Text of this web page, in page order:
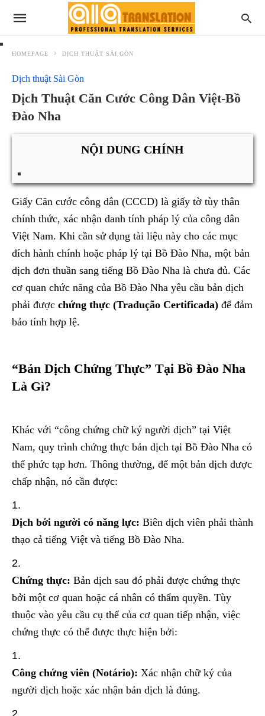
HOMEPAGE DỊCH THUẬT SÀI GÒN
Dịch thuật Sài Gòn
Dịch Thuật Căn Cước Công Dân Việt-Bồ
Đào Nha
NỘI DUNG CHÍNH
Giấy Căn cước công dân (CCCD) là giấy tờ tùy thân
chính thức, xác nhận danh tính pháp lý của công dân
Việt Nam. Khi cần sử dụng tài liệu này cho các mục
đích hành chính hoặc pháp lý tại Bồ Đào Nha, một bản
dịch đơn thuần sang tiếng Bồ Đào Nha là chưa đủ. Các
cơ quan chức năng của Bồ Đào Nha yêu cầu bản dịch
phải được chứng thực (Tradução Certificada) để đảm
bảo tính hợp lệ.
“Bản Dịch Chứng Thực” Tại Bồ Đào Nha
Là Gì?
Khác với “công chứng chữ ký người dịch” tại Việt
Nam, quy trình chứng thực bản dịch tại Bồ Đào Nha có
thể phức tạp hơn. Thông thường, để một bản dịch được
chấp nhận, nó cần được:
Dịch bởi người có năng lực: Biên dịch viên phải thành
thạo cả tiếng Việt và tiếng Bồ Đào Nha.
Chứng thực: Bản dịch sau đó phải được chứng thực
bởi một cơ quan hoặc cá nhân có thẩm quyền. Tùy
thuộc vào yêu cầu cụ thể của cơ quan tiếp nhận, việc
chứng thực có thể được thực hiện bởi:
Công chứng viên (Notário): Xác nhận chữ ký của
người dịch hoặc xác nhận bản dịch là đúng.